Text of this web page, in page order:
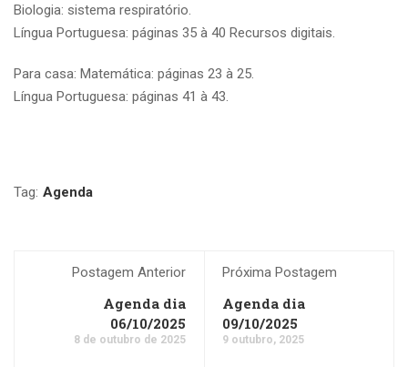
Biologia: sistema respiratório.
Língua Portuguesa: páginas 35 à 40 Recursos digitais.
Para casa: Matemática: páginas 23 à 25.
Língua Portuguesa: páginas 41 à 43.
Tag: Agenda
Postagem Anterior
Agenda dia
06/10/2025
8 de outubro de 2025
Próxima Postagem
Agenda dia
09/10/2025
9 outubro, 2025